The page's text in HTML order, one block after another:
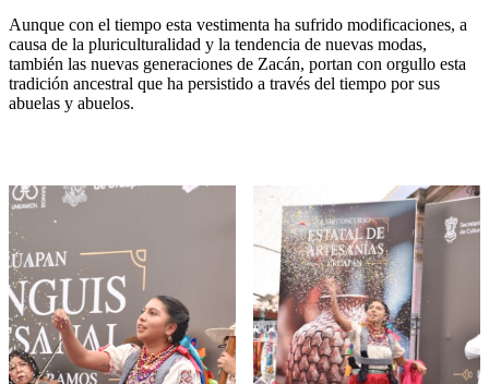
Aunque con el tiempo esta vestimenta ha sufrido modificaciones, a
causa de la pluriculturalidad y la tendencia de nuevas modas,
también las nuevas generaciones de Zacán, portan con orgullo esta
tradición ancestral que ha persistido a través del tiempo por sus
abuelas y abuelos.